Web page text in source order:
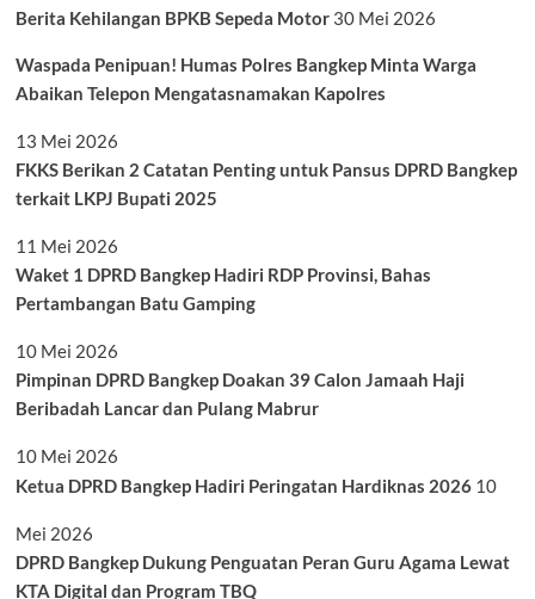
Berita Kehilangan BPKB Sepeda Motor 30 Mei 2026
Waspada Penipuan! Humas Polres Bangkep Minta Warga
Abaikan Telepon Mengatasnamakan Kapolres
13 Mei 2026
FKKS Berikan 2 Catatan Penting untuk Pansus DPRD Bangkep
terkait LKPJ Bupati 2025
11 Mei 2026
Waket 1 DPRD Bangkep Hadiri RDP Provinsi, Bahas
Pertambangan Batu Gamping
10 Mei 2026
Pimpinan DPRD Bangkep Doakan 39 Calon Jamaah Haji
Beribadah Lancar dan Pulang Mabrur
10 Mei 2026
Ketua DPRD Bangkep Hadiri Peringatan Hardiknas 2026 10
Mei 2026
DPRD Bangkep Dukung Penguatan Peran Guru Agama Lewat
KTA Digital dan Program TBQ